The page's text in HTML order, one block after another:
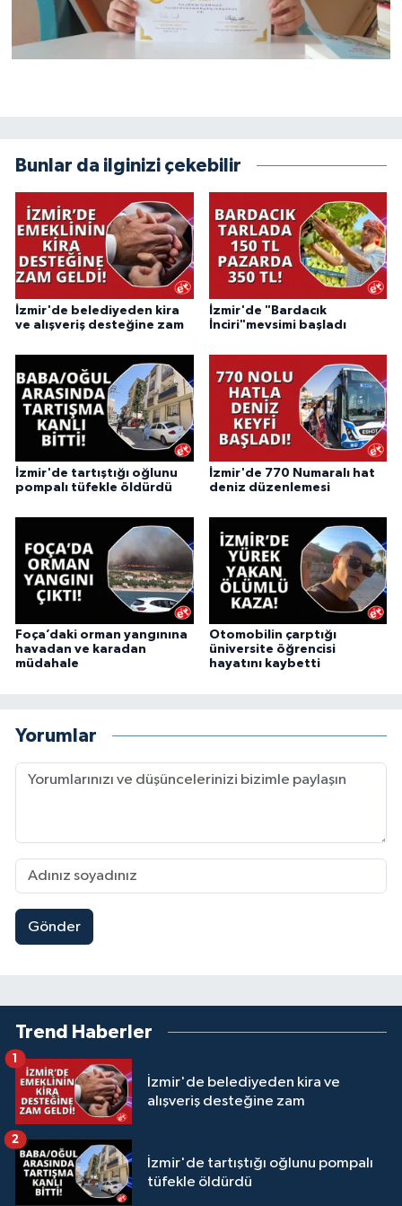
Bunlar da ilginizi çekebilir
İzmir'de belediyeden kira
ve alışveriş desteğine zam
İzmir'de "Bardacık
İnciri"mevsimi başladı
İzmir'de tartıştığı oğlunu
pompalı tüfekle öldürdü
İzmir'de 770 Numaralı hat
deniz düzenlemesi
Foça’daki orman yangınına
havadan ve karadan
müdahale
Otomobilin çarptığı
üniversite öğrencisi
hayatını kaybetti
Yorumlar
Gönder
Trend Haberler
İzmir'de belediyeden kira ve
alışveriş desteğine zam
1
İzmir'de tartıştığı oğlunu pompalı
tüfekle öldürdü
2